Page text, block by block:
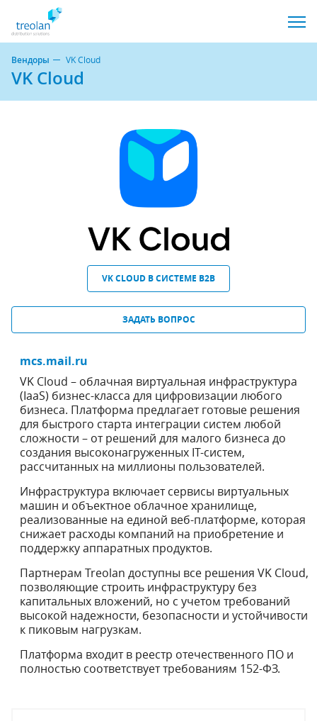
Вендоры VK Cloud
VK Cloud
VK CLOUD В СИСТЕМЕ B2B
ЗАДАТЬ ВОПРОС
mcs.mail.ru
VK Cloud – облачная виртуальная инфраструктура
(IaaS) бизнес-класса для цифровизации любого
бизнеса. Платформа предлагает готовые решения
для быстрого старта интеграции систем любой
сложности – от решений для малого бизнеса до
создания высоконагруженных IT-систем,
рассчитанных на миллионы пользователей.
Инфраструктура включает сервисы виртуальных
машин и объектное облачное хранилище,
реализованные на единой веб-платформе, которая
снижает расходы компаний на приобретение и
поддержку аппаратных продуктов.
Партнерам Treolan доступны все решения VK Cloud,
позволяющие строить инфраструктуру без
капитальных вложений, но с учетом требований
высокой надежности, безопасности и устойчивости
к пиковым нагрузкам.
Платформа входит в реестр отечественного ПО и
полностью соответствует требованиям 152-ФЗ.